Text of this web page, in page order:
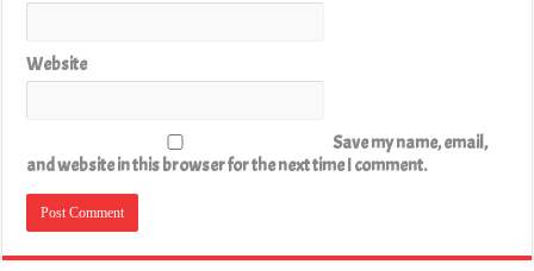
Website
Save my name, email,
and website in this browser for the next time I comment.